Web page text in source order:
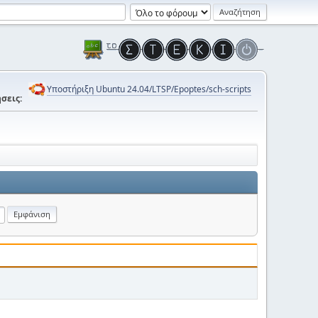
Υποστήριξη Ubuntu 24.04/LTSP/Epoptes/sch-scripts